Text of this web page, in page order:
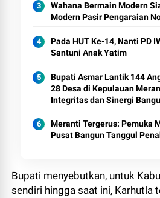
Wahana Bermain Modern
Modern Pasir Pengaraian
Pada HUT Ke-14, Nanti PD
Santuni Anak Yatim
Bupati Asmar Lantik 144
28 Desa di Kepulauan
Integritas dan Sinergi
Meranti Tergerus: Pemuka
Pusat Bangun Tanggul
Bupati menyebutkan, untuk
sendiri hingga saat ini, Karhutla